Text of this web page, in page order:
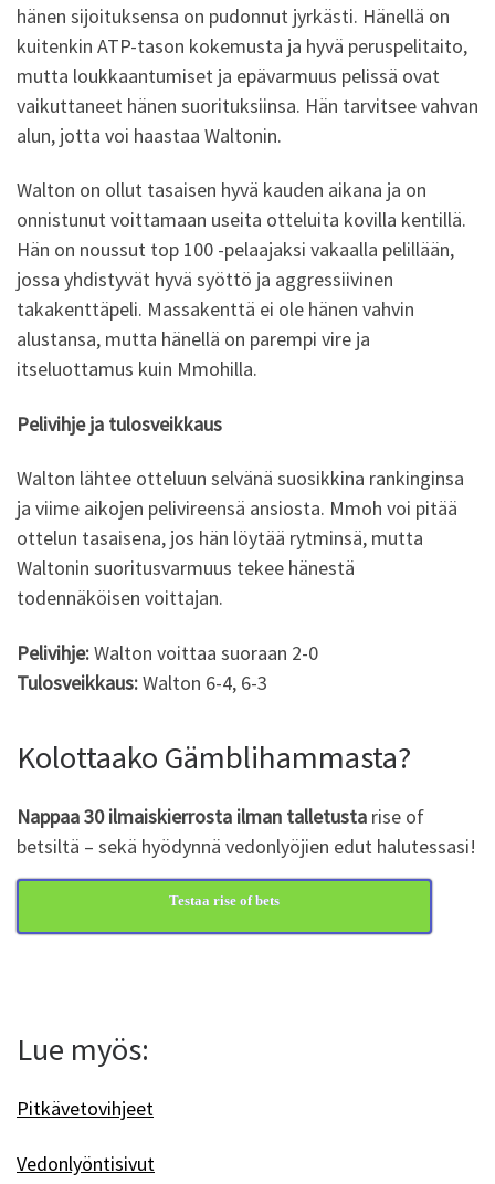
hänen sijoituksensa on pudonnut jyrkästi. Hänellä on
kuitenkin ATP-tason kokemusta ja hyvä peruspelitaito,
mutta loukkaantumiset ja epävarmuus pelissä ovat
vaikuttaneet hänen suorituksiinsa. Hän tarvitsee vahvan
alun, jotta voi haastaa Waltonin.
Walton on ollut tasaisen hyvä kauden aikana ja on
onnistunut voittamaan useita otteluita kovilla kentillä.
Hän on noussut top 100 -pelaajaksi vakaalla pelillään,
jossa yhdistyvät hyvä syöttö ja aggressiivinen
takakenttäpeli. Massakenttä ei ole hänen vahvin
alustansa, mutta hänellä on parempi vire ja
itseluottamus kuin Mmohilla.
Pelivihje ja tulosveikkaus
Walton lähtee otteluun selvänä suosikkina rankinginsa
ja viime aikojen pelivireensä ansiosta. Mmoh voi pitää
ottelun tasaisena, jos hän löytää rytminsä, mutta
Waltonin suoritusvarmuus tekee hänestä
todennäköisen voittajan.
Pelivihje:Walton voittaa suoraan 2-0
Tulosveikkaus:Walton 6-4, 6-3
Kolottaako Gämblihammasta?
Nappaa 30 ilmaiskierrosta ilman talletusta rise of
betsiltä – sekä hyödynnä vedonlyöjien edut halutessasi!
Testaa rise of bets
Lue myös:
Pitkävetovihjeet
Vedonlyöntisivut